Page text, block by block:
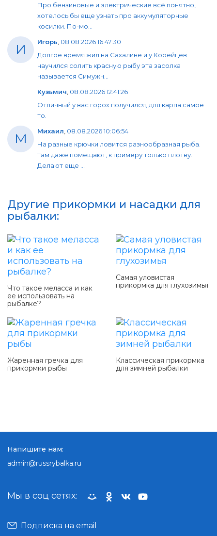
Про бензиновые и электрические всё понятно,
хотелось бы еще узнать про аккумуляторные
косилки. По-мо...
И Игорь 08.08.2026 16:47:30
Долгое время жил на Сахалине и у Корейцев
научился солить красную рыбу эта засолка
называется Симужн...
Кузьмич 08.08.2026 12:41:26
Отличный у вас горох получился, для карпа самое
то.
М Михаил 08.08.2026 10:06:54
На разные крючки ловится разнообразная рыба.
Там даже помещают, к примеру только плотву.
Делают еще ...
Другие прикормки и насадки для
рыбалки:
Что такое меласса и как
ее использовать на
рыбалке?
Самая уловистая
прикормка для глухозимья
Жаренная гречка для
прикормки рыбы
Классическая прикормка
для зимней рыбалки
Мы в соц сетях:
Подписка на email
Напишите нам:
admin@russrybalka.ru